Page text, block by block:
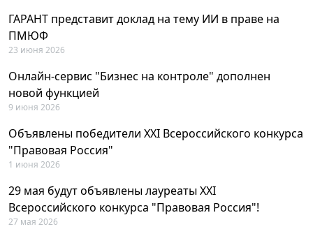
ГАРАНТ представит доклад на тему ИИ в праве на
ПМЮФ
23 июня 2026
Онлайн-сервис "Бизнес на контроле" дополнен
новой функцией
9 июня 2026
Объявлены победители XXI Всероссийского конкурса
"Правовая Россия"
1 июня 2026
29 мая будут объявлены лауреаты XXI
Всероссийского конкурса "Правовая Россия"!
27 мая 2026